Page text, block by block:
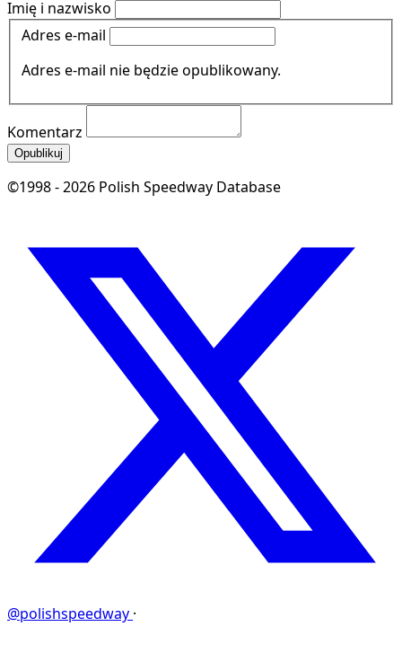
Imię i nazwisko
Adres e-mail
Adres e-mail nie będzie opublikowany.
Komentarz
Opublikuj
©1998 - 2026 Polish Speedway Database
@polishspeedway ·